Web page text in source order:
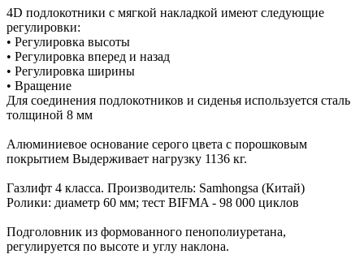
4D подлокотники с мягкой накладкой имеют следующие
регулировки:
• Регулировка высоты
• Регулировка вперед и назад
• Регулировка ширины
• Вращение
Для соединения подлокотников и сиденья используется сталь
толщиной 8 мм
Алюминиевое основание серого цвета с порошковым
покрытием Выдерживает нагрузку 1136 кг.
Газлифт 4 класса. Производитель: Samhongsa (Китай)
Ролики: диаметр 60 мм; тест BIFMA - 98 000 циклов
Подголовник из формованного пенополиуретана,
регулируется по высоте и углу наклона.